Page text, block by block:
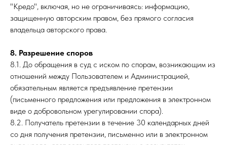
"Кредо", включая, но не ограничиваясь: информацию,
защищенную авторским правом, без прямого согласия
владельца авторского права.
8. Разрешение споров
8.1. До обращения в суд с иском по спорам, возникающим из
отношений между Пользователем и Администрацией,
обязательным является предъявление претензии
(письменного предложения или предложения в электронном
виде о добровольном урегулировании спора).
8.2. Получатель претензии в течение 30 календарных дней
со дня получения претензии, письменно или в электронном